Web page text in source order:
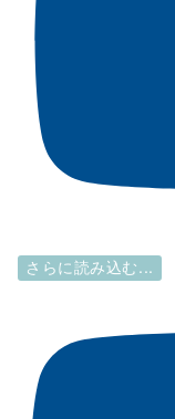
さらに読み込む...